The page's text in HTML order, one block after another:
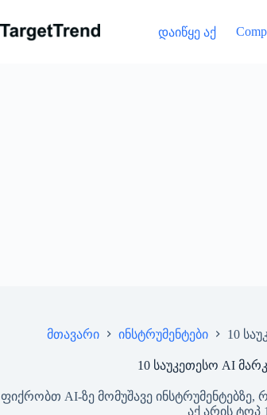
დაიწყე აქ
მთავარი ინსტრუმენტები 10
10 საუკეთესო AI
ფიქრობთ AI-ზე მომუშავე ინსტრუმენტებზე,
აქ არის ტოპ